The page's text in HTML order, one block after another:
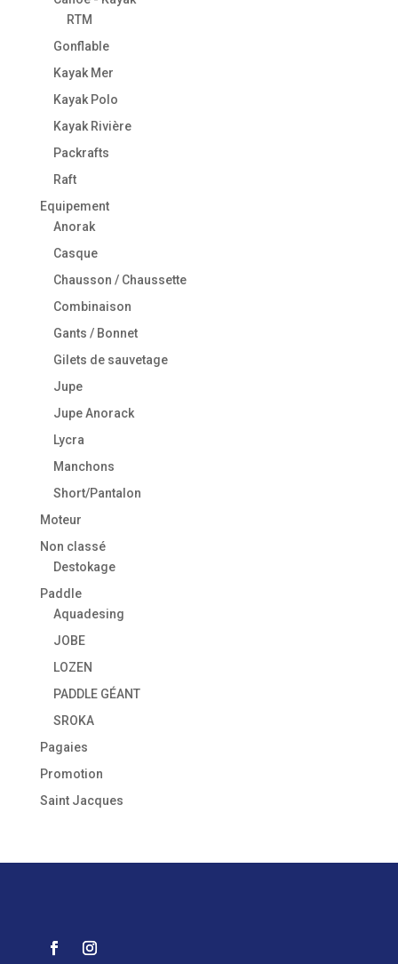
RTM
Gonflable
Kayak Mer
Kayak Polo
Kayak Rivière
Packrafts
Raft
Equipement
Anorak
Casque
Chausson / Chaussette
Combinaison
Gants / Bonnet
Gilets de sauvetage
Jupe
Jupe Anorack
Lycra
Manchons
Short/Pantalon
Moteur
Non classé
Destokage
Paddle
Aquadesing
JOBE
LOZEN
PADDLE GÉANT
SROKA
Pagaies
Promotion
Saint Jacques